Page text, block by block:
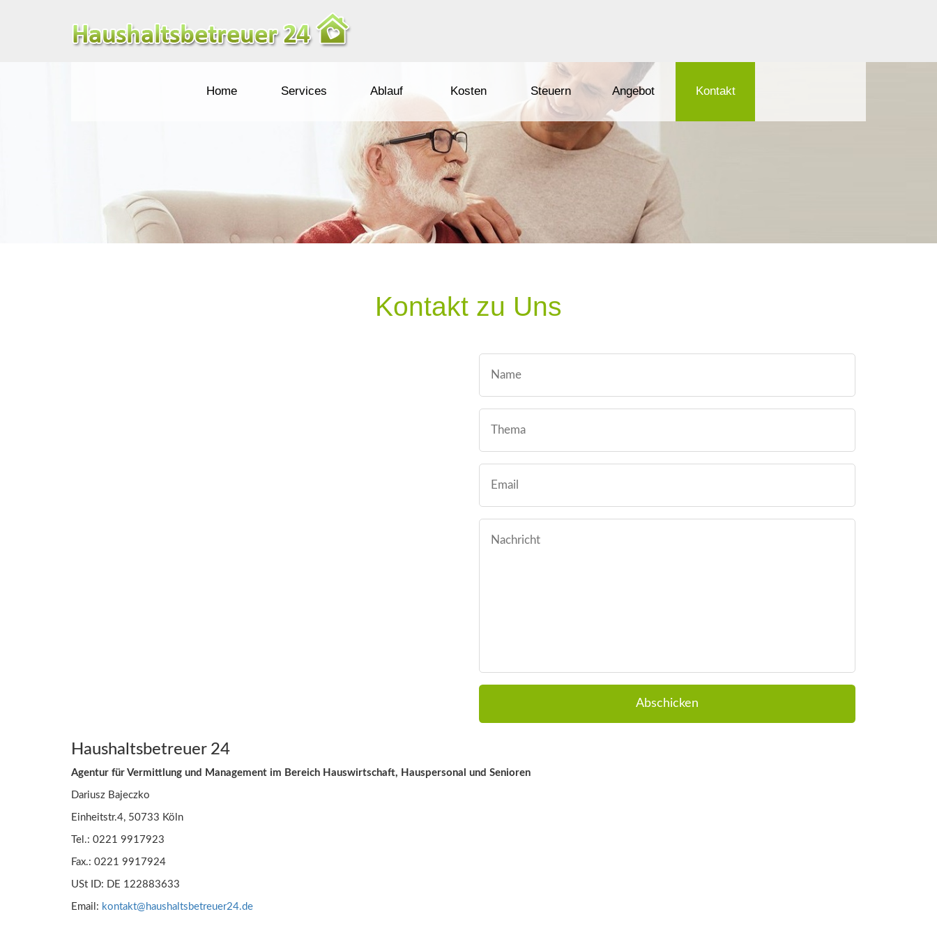
Home Services Ablauf Kosten Steuern Angebot Kontakt
Kontakt zu Uns
Haushaltsbetreuer 24
Agentur für Vermittlung und Management im Bereich Hauswirtschaft, Hauspersonal und Senioren
Dariusz Bajeczko
Einheitstr.4, 50733 Köln
Tel.: 0221 9917923
Fax.: 0221 9917924
USt ID: DE 122883633
Email: kontakt@haushaltsbetreuer24.de